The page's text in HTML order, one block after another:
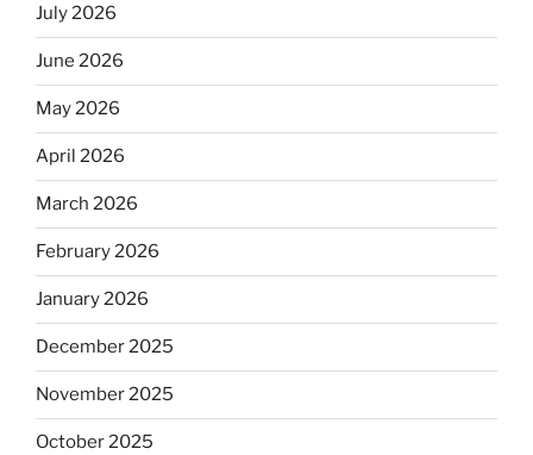
July 2026
June 2026
May 2026
April 2026
March 2026
February 2026
January 2026
December 2025
November 2025
October 2025